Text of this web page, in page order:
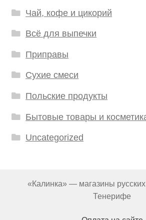
Чай, кофе и цикорий
Всё для выпечки
Приправы
Сухие смеси
Польские продукты
Бытовые товары и
Uncategorized
«Калинка» — магазины русских
Тенерифе